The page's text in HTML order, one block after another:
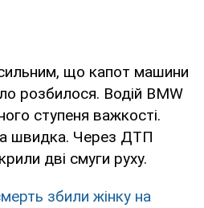
що капот машини
розбилося. Водій BMW
ступеня важкості.
швидка. Через ДТП
дві смуги руху.
збили жінку на